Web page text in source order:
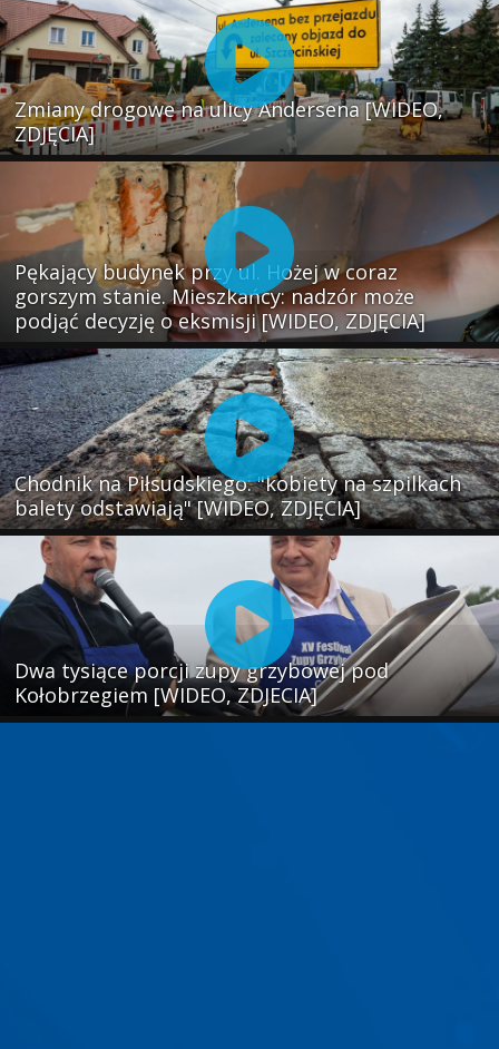
Zmiany drogowe na ulicy Andersena [WIDEO,
ZDJĘCIA]
Pękający budynek przy ul. Hożej w coraz
gorszym stanie. Mieszkańcy: nadzór może
podjąć decyzję o eksmisji [WIDEO, ZDJĘCIA]
Chodnik na Piłsudskiego: "kobiety na szpilkach
balety odstawiają" [WIDEO, ZDJĘCIA]
Dwa tysiące porcji zupy grzybowej pod
Kołobrzegiem [WIDEO, ZDJECIA]